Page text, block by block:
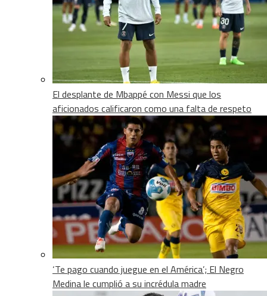
El desplante de Mbappé con Messi que los
aficionados calificaron como una falta de respeto
‘Te pago cuando juegue en el América’; El Negro
Medina le cumplió a su incrédula madre